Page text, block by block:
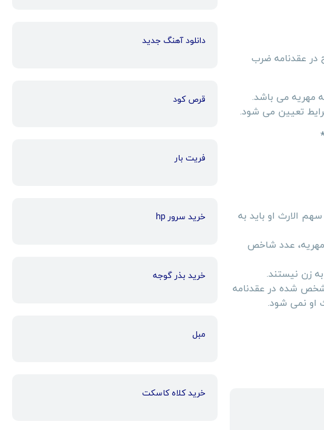
در عقدنامه ضرب
مهریه می باشد.
تعیین می شود.
الارث او باید به
عدد شاخص
زن نیستند.
شده در عقدنامه
او نمی شود.
دانلود آهنگ جدید
قرص کود
فریت بار
خرید سرور hp
خرید بذر گوجه
مبل
خرید کلاه کاسکت